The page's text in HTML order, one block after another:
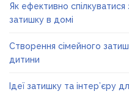
Як ефективно
затишку в домі
Створення сімейного
дитини
Ідеї затишку та